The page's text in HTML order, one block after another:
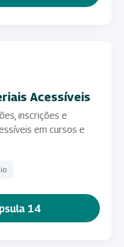
Acessíveis
inscrições e
em cursos e
14